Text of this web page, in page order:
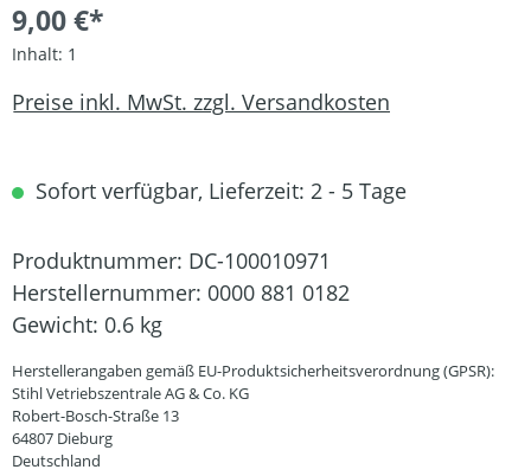
9,00 €*
Inhalt: 1
Preise inkl. MwSt. zzgl. Versandkosten
Sofort verfügbar, Lieferzeit: 2 - 5 Tage
Produktnummer: DC-100010971
Herstellernummer: 0000 881 0182
Gewicht: 0.6 kg
Herstellerangaben gemäß EU-Produktsicherheitsverordnung (GPSR):
Stihl Vetriebszentrale AG & Co. KG
Robert-Bosch-Straße 13
64807 Dieburg
Deutschland